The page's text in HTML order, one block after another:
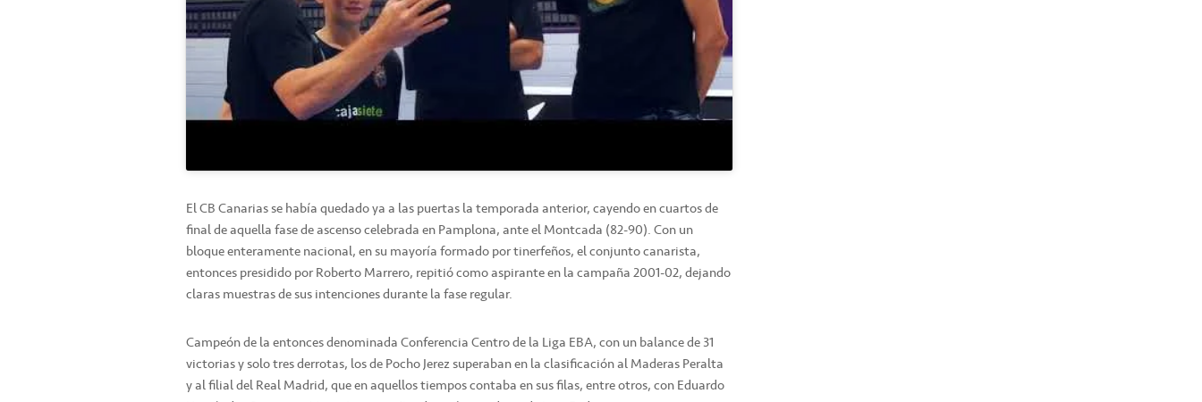
El CB Canarias se había quedado ya a las puertas la temporada anterior, cayendo en cuartos de
final de aquella fase de ascenso celebrada en Pamplona, ante el Montcada (82-90). Con un
bloque enteramente nacional, en su mayoría formado por tinerfeños, el conjunto canarista,
entonces presidido por Roberto Marrero, repitió como aspirante en la campaña 2001-02, dejando
claras muestras de sus intenciones durante la fase regular.
Campeón de la entonces denominada Conferencia Centro de la Liga EBA, con un balance de 31
victorias y solo tres derrotas, los de Pocho Jerez superaban en la clasificación al Maderas Peralta
y al filial del Real Madrid, que en aquellos tiempos contaba en sus filas, entre otros, con Eduardo